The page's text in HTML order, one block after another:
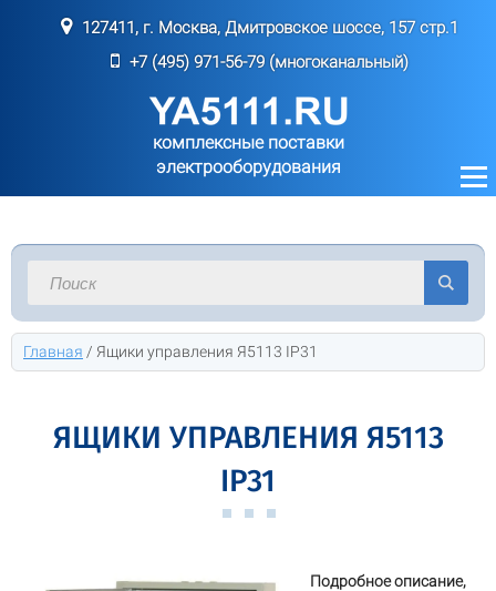
127411, г. Москва, Дмитровское шоссе, 157 стр.1
+7 (495) 971-56-79 (многоканальный)
комплексные поставки
электрооборудования
Главная / Ящики управления Я5113 IP31
ЯЩИКИ УПРАВЛЕНИЯ Я5113
IP31
Подробное описание,